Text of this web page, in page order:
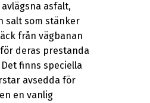
asfalt,
salt som stänker
från vägbanan
deras prestanda
finns speciella
avsedda för
en vanlig